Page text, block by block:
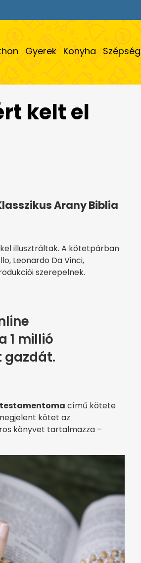
Gyerek Konyha Szépség
kelt el
Arany Biblia
illusztráltak. A kötetpárban
Leonardo Da Vinci,
szerepelnek.
1 millió
gazdát.
testamentoma című kötete
kötet az
könyvet tartalmazza –